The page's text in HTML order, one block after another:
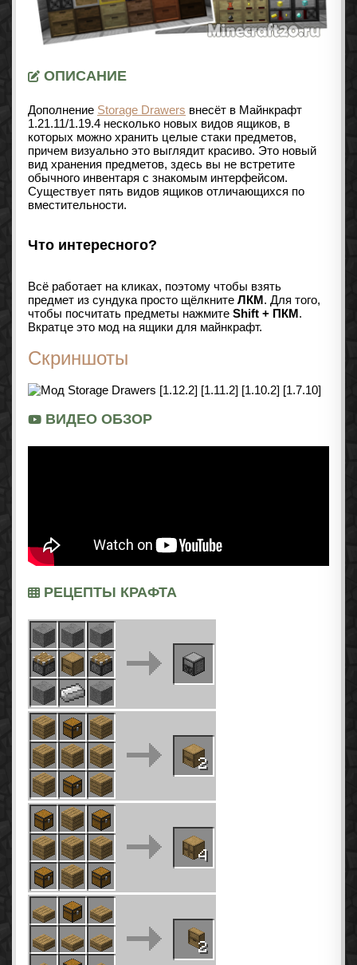
ОПИСАНИЕ
Дополнение Storage Drawers внесёт в Майнкрафт
1.21.11/1.19.4 несколько новых видов ящиков, в
которых можно хранить целые стаки предметов,
причем визуально это выглядит красиво. Это новый
вид хранения предметов, здесь вы не встретите
обычного инвентаря с знакомым интерфейсом.
Существует пять видов ящиков отличающихся по
вместительности.
Что интересного?
Всё работает на кликах, поэтому чтобы взять
предмет из сундука просто щёлкните ЛКМ. Для того,
чтобы посчитать предметы нажмите Shift + ПКМ.
Вкратце это мод на ящики для майнкрафт.
Скриншоты
ВИДЕО ОБЗОР
РЕЦЕПТЫ КРАФТА